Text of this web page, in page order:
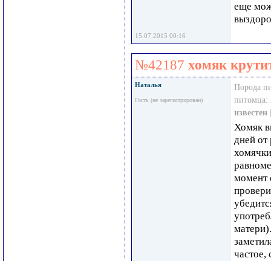
еще
15.07.2015 00:16
№42187 хомяк
Наталья
Гость (не зарегистрирован)
Порода
питомца:
известен
Хомяк
дней от
момент
частое,